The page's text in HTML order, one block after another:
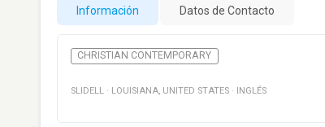
Información Datos de Contacto
CHRISTIAN CONTEMPORARY
SLIDELL · LOUISIANA, UNITED STATES · INGLÉS